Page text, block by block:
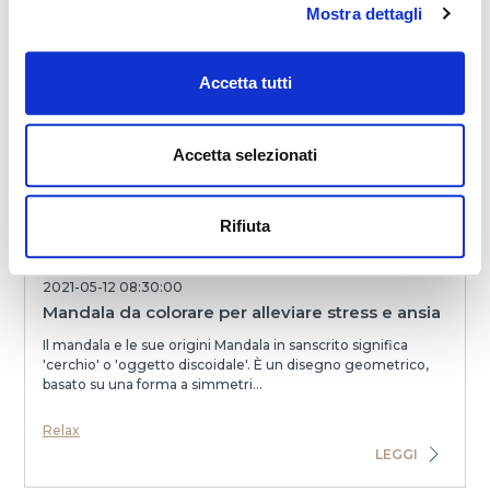
Mostra dettagli
Accetta tutti
Accetta selezionati
Rifiuta
2021-05-12 08:30:00
Mandala da colorare per alleviare stress e ansia
Il mandala e le sue origini Mandala in sanscrito significa
'cerchio' o 'oggetto discoidale'. È un disegno geometrico,
basato su una forma a simmetri...
Relax
LEGGI